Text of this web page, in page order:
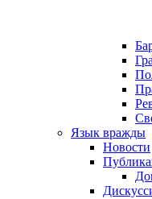
Язык вражды
Новости